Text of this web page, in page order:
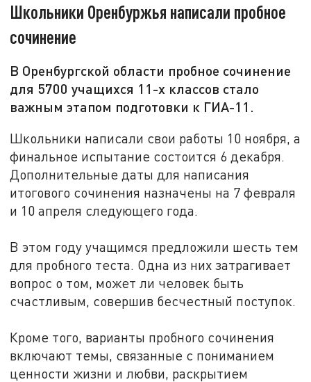
Школьники Оренбуржья написали пробное
сочинение
В Оренбургской области пробное сочинение
для 5700 учащихся 11-х классов стало
важным этапом подготовки к ГИА-11.
Школьники написали свои работы 10 ноября, а
финальное испытание состоится 6 декабря.
Дополнительные даты для написания
итогового сочинения назначены на 7 февраля
и 10 апреля следующего года.
В этом году учащимся предложили шесть тем
для пробного теста. Одна из них затрагивает
вопрос о том, может ли человек быть
счастливым, совершив бесчестный поступок.
Кроме того, варианты пробного сочинения
включают темы, связанные с пониманием
ценности жизни и любви, раскрытием